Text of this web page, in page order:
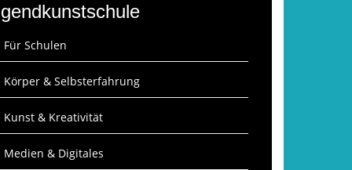
Für Schulen
Körper & Selbsterfahrung
Kunst & Kreativität
Medien & Digitales